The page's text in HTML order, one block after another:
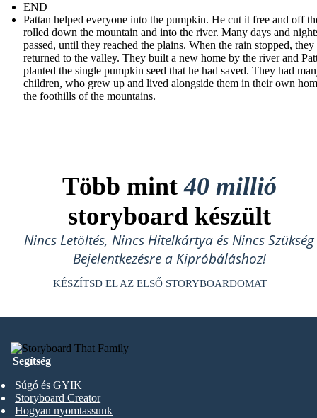
END
Pattan helped everyone into the pumpkin. He cut it free and off
rolled down the mountain and into the river. Many days and
passed, until they reached the plains. When the rain stopped, they
returned to the valley. They built a new home by the river and
planted the single pumpkin seed that he had saved. They had
children, who grew up and lived alongside them in their own
the foothills of the mountains.
Több mint40 millió
storyboard készült
Nincs Letöltés, Nincs Hitelkártya és Nincs Szükség
Bejelentkezésre a Kipróbáláshoz!
KÉSZÍTSD EL AZ ELSŐ STORYBOARDOMAT
Segítség
Súgó és GYIK
Storyboard Creator
Hogyan nyomtassunk